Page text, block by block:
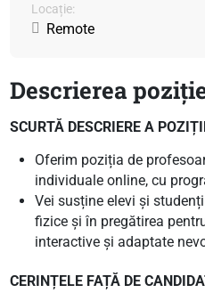
Locație:
Remote
Descrierea
SCURTĂ DESCRIERE A
Oferim poziția de
individuale online, cu
Vei susține elevi și
fizice și în pregătirea
interactive și adaptate
CERINȚELE FAȚĂ DE